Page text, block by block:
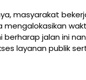
masyarakat
mengalokasikan
berharap jalan ini
layanan publik